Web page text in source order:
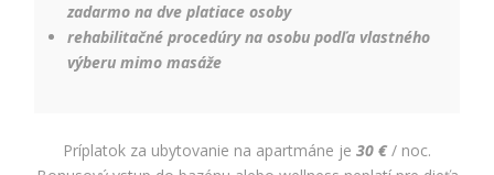
zadarmo na dve platiace osoby
rehabilitačné procedúry na osobu podľa vlastného
výberu mimo masáže
Príplatok za ubytovanie na apartmáne je 30 € / noc.